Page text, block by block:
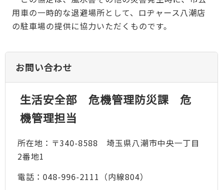
用車の一時的な退避場所として、ロヂャース八潮店
の駐車場の提供に協力いただくものです。
お問い合わせ
生活安全部 危機管理防災課 危
機管理担当
所在地：〒340-8588 埼玉県八潮市中央一丁目
2番地1
電話：048-996-2111（内線804）